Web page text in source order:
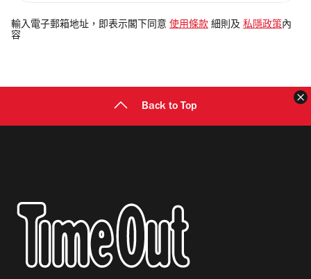
電
郵
輸入電子郵箱地址，即表示閣下同意 使用條款 細則及 私隱政策 內
容
Back to Top